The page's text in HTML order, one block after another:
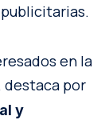
en la
destaca por
y